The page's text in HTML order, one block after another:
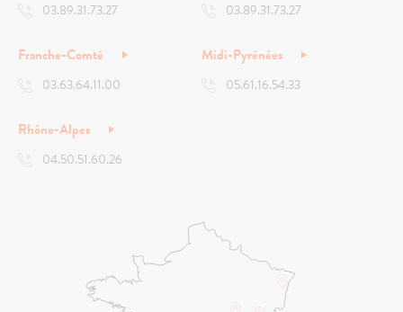
03.89.31.73.27 03.89.31.73.27
Franche-Comté
03.63.64.11.00
Midi-Pyrénées
05.61.16.54.33
Rhône-Alpes
04.50.51.60.26